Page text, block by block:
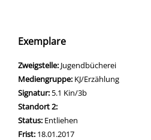
Exemplare
Zweigstelle: Jugendbücherei
Mediengruppe: KJ/Erzählung
Signatur: 5.1 Kin/3b
Standort 2:
Status: Entliehen
Frist: 18.01.2017